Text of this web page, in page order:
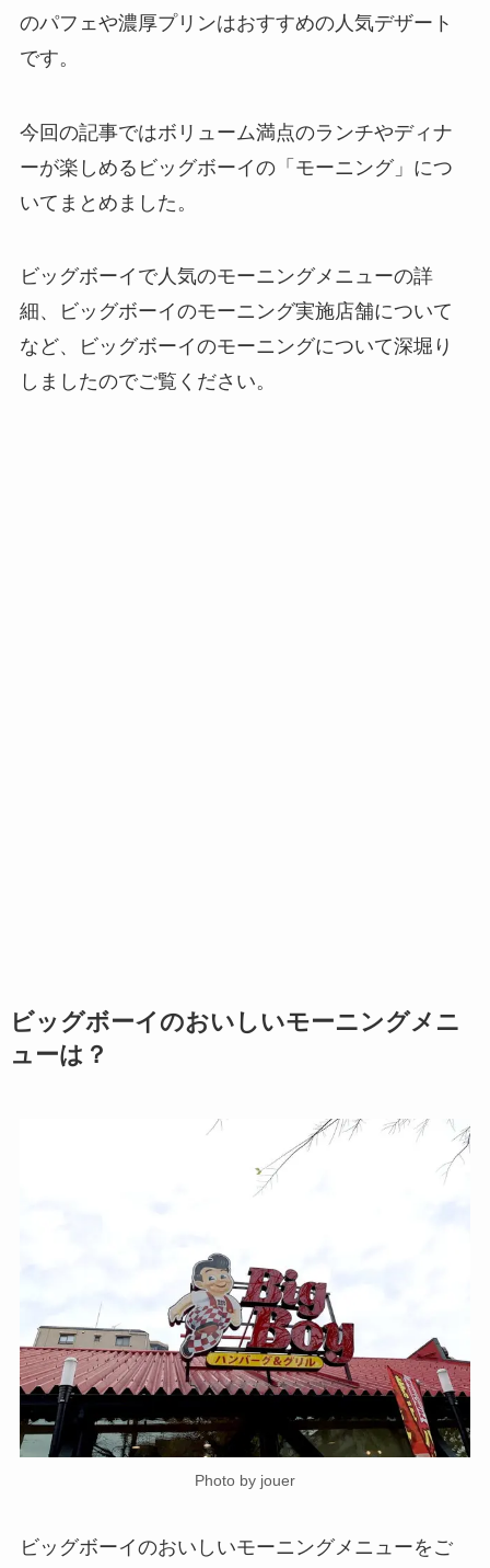
のパフェや濃厚プリンはおすすめの人気デザート
です。
今回の記事ではボリューム満点のランチやディナ
ーが楽しめるビッグボーイの「モーニング」につ
いてまとめました。
ビッグボーイで人気のモーニングメニューの詳
細、ビッグボーイのモーニング実施店舗について
など、ビッグボーイのモーニングについて深堀り
しましたのでご覧ください。
ビッグボーイのおいしいモーニングメニ
ューは？
Photo by jouer
ビッグボーイのおいしいモーニングメニューをご